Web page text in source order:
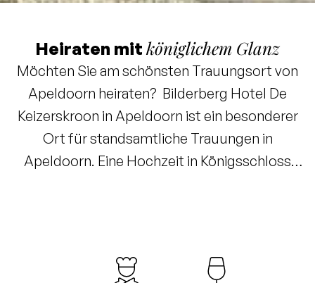
Heiraten mit königlichem Glanz
Möchten Sie am schönsten Trauungsort von
Apeldoorn heiraten? Bilderberg Hotel De
Keizerskroon in Apeldoorn ist ein besonderer
Ort für standsamtliche Trauungen in
Apeldoorn. Eine Hochzeit in Königsschloss
alles möglich. Restaurant De Keizerskroon